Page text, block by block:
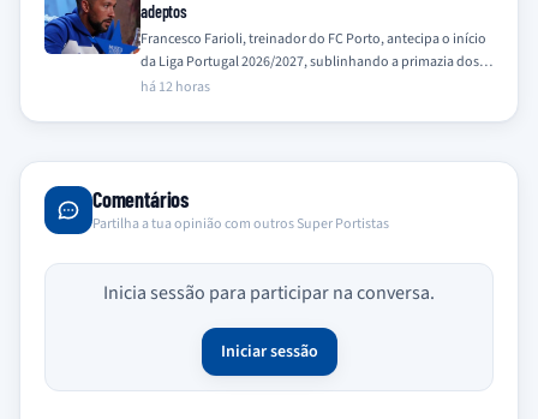
adeptos
Francesco Farioli, treinador do FC Porto, antecipa o início
da Liga Portugal 2026/2027, sublinhando a primazia dos
interesses do clube e dos…
há 12 horas
Comentários
Partilha a tua opinião com outros Super Portistas
Inicia sessão para participar na conversa.
Iniciar sessão